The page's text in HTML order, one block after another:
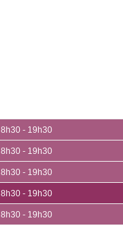
8h30 - 19h30
8h30 - 19h30
8h30 - 19h30
8h30 - 19h30
8h30 - 19h30